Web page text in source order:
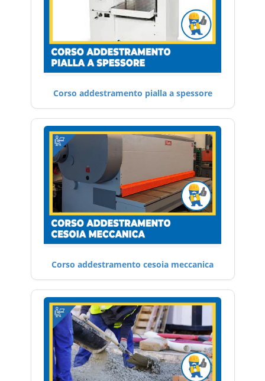
Corso addestramento pialla a spessore
Corso addestramento cesoia meccanica